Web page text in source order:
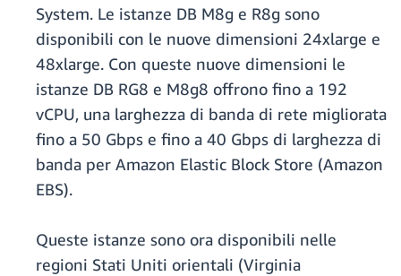
System. Le istanze DB M8g e R8g sono
disponibili con le nuove dimensioni 24xlarge e
48xlarge. Con queste nuove dimensioni le
istanze DB RG8 e M8g8 offrono fino a 192
vCPU, una larghezza di banda di rete migliorata
fino a 50 Gbps e fino a 40 Gbps di larghezza di
banda per Amazon Elastic Block Store (Amazon
EBS).
Queste istanze sono ora disponibili nelle
regioni Stati Uniti orientali (Virginia